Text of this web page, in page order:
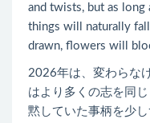
and twists, but as long
things will naturally
drawn, flowers will
2026年は、変わらな
はより多くの志を同
黙していた事柄を少